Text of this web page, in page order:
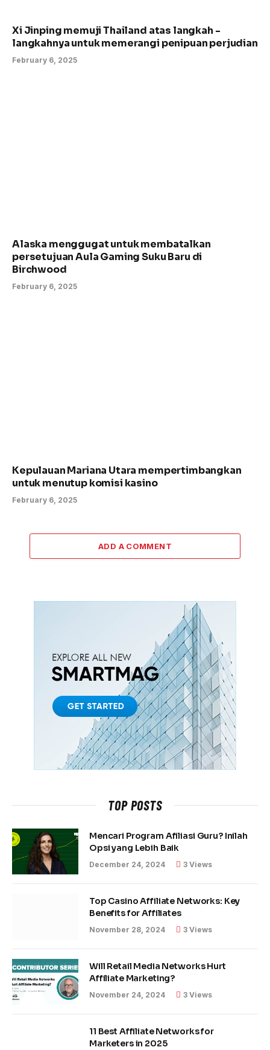
Xi Jinping memuji Thailand atas langkah -
langkahnya untuk memerangi penipuan perjudian
February 6, 2025
Alaska menggugat untuk membatalkan
persetujuan Aula Gaming Suku Baru di
Birchwood
February 6, 2025
Kepulauan Mariana Utara mempertimbangkan
untuk menutup komisi kasino
February 6, 2025
ADD A COMMENT
TOP POSTS
Mencari Program Afiliasi Guru? Inilah
Opsi yang Lebih Baik
December 24, 2024 3 Views
Top Casino Affiliate Networks: Key
Benefits for Affiliates
November 28, 2024 3 Views
Will Retail Media Networks Hurt
Affiliate Marketing?
November 24, 2024 3 Views
11 Best Affiliate Networks for
Marketers in 2025